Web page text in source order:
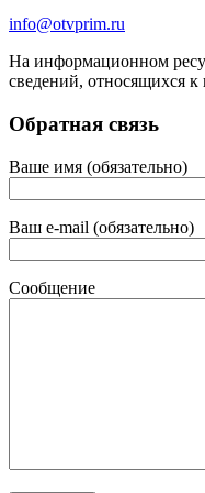
info@otvprim.ru
На информационном
сведений, относящихся
Обратная связь
Ваше имя (обязательно)
Ваш e-mail (обязательно)
Сообщение